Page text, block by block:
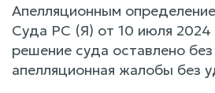
Апелляционным
Суда РС (Я) от 10 июля 2024
решение суда оставлено без
апелляционная жалобы без